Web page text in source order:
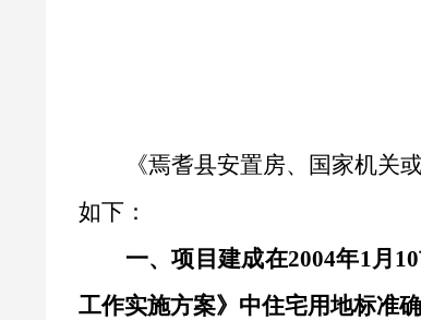
《焉耆县安置房、国家机
如下：
一、项目建成在2004年1月
工作实施方案》中住宅用地标准